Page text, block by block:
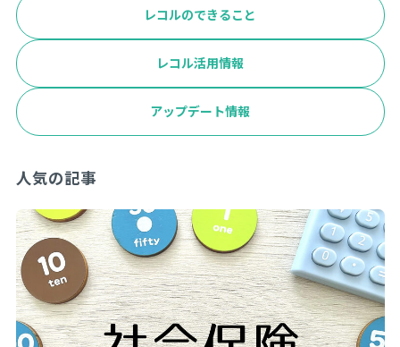
レコルのできること
レコル活用情報
アップデート情報
人気の記事